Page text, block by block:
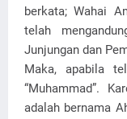
berkata; Wahai
telah
Junjungan dan
Maka, apabila
“Muhammad”.
adalah bernama